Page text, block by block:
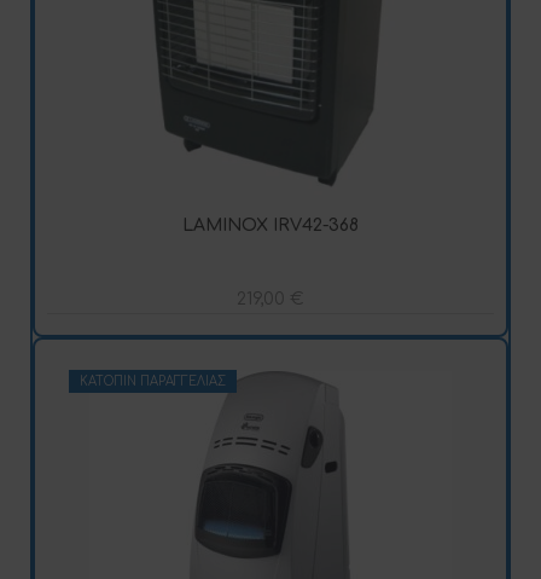
LAMINOX IRV42-368
219,00 €
ΚΑΤΌΠΙΝ ΠΑΡΑΓΓΕΛΊΑΣ